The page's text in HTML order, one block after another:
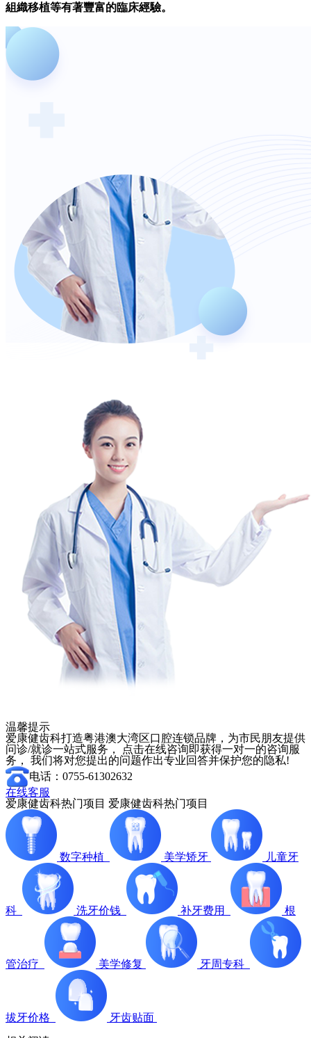
組織移植等有著豐富的臨床經驗。
温馨提示
爱康健齿科打造粤港澳大湾区口腔连锁品牌，为市民朋友提供
问诊/就诊一站式服务， 点击在线咨询即获得一对一的咨询服
务， 我们将对您提出的问题作出专业回答并保护您的隐私!
电话：0755-61302632
在线客服
爱康健齿科热门项目 爱康健齿科热门项目
数字种植 美学矫牙 儿童牙
科 洗牙价钱 补牙费用 根
管治疗 美学修复 牙周专科
拔牙价格
牙齿贴面